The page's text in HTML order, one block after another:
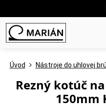
Úvod Nástroje do uhlovej
Rezný kotúč
150mm